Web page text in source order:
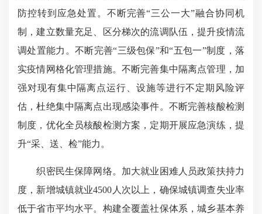
防控转到应急处置。不断完善“三公一大”融合协同机
制，建立数量充足、区分梯次的流调队伍，提升疫情流
调处置能力。不断完善“三级包保”和“五包一”制度，落
实疫情网格化管理措施。不断完善集中隔离点管理，加
强对现有集中隔离点运行、设施等进行不定期风险评
估，杜绝集中隔离点出现感染事件。不断完善核酸检测
制度，优化全员核酸检测方案，定期开展应急演练，提
升“采、送、检”能力。
织密民生保障网络。加大就业困难人员政策扶持力
度，新增城镇就业4500人次以上，确保城镇调查失业率
低于省市平均水平。构建全覆盖社保体系，城乡基本养